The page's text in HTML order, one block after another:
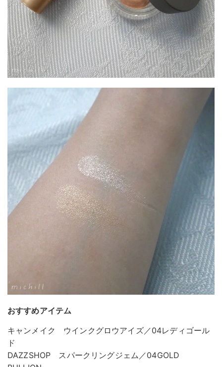
おすすめアイテム
キャンメイク ウインクグロウアイズ／04レディゴール
ド
DAZZSHOP スパークリングジェム／04GOLD